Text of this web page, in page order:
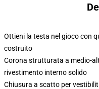
Ottieni la testa nel gioco con
costruito
Corona strutturata a medio-
rivestimento interno solido
Chiusura a scatto per